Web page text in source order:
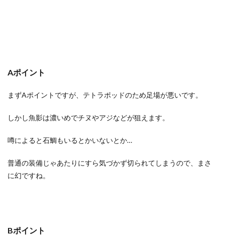
Aポイント
まずAポイントですが、テトラポッドのため足場が悪いです。
しかし魚影は濃いめでチヌやアジなどが狙えます。
噂によると石鯛もいるとかいないとか…
普通の装備じゃあたりにすら気づかず切られてしまうので、まさ
に幻ですね。
Bポイント